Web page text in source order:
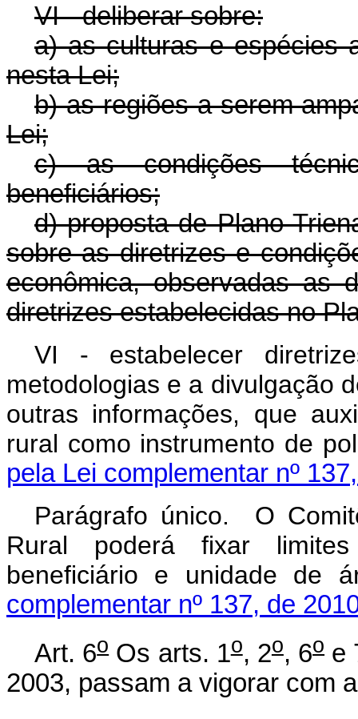
VI - deliberar sobre:
a) as culturas e espécies
nesta Lei;
b) as regiões a serem
Lei;
c) as condições
beneficiários;
d) proposta de Plano
sobre as diretrizes e
econômica, observadas as
diretrizes estabelecidas no
VI - estabelecer
metodologias e a divulgação
outras informações, que
rural como instrumento
pela Lei complementar nº
Parágrafo único. O
Rural poderá fixar
beneficiário e unidade de
complementar nº 137, de
Art. 6oOs arts. 1o, 2o, 6oe
2003, passam a vigorar com